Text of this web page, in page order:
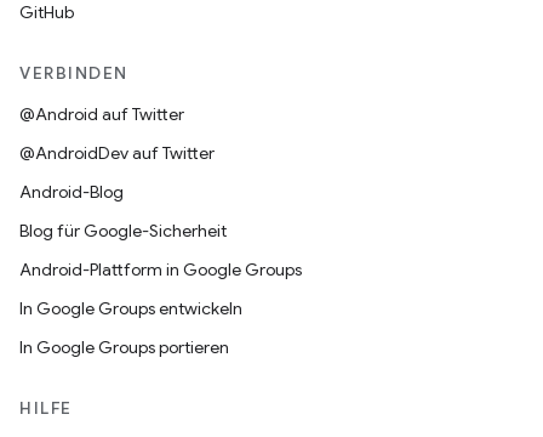
GitHub
VERBINDEN
@Android auf Twitter
@AndroidDev auf Twitter
Android-Blog
Blog für Google-Sicherheit
Android-Plattform in Google Groups
In Google Groups entwickeln
In Google Groups portieren
HILFE